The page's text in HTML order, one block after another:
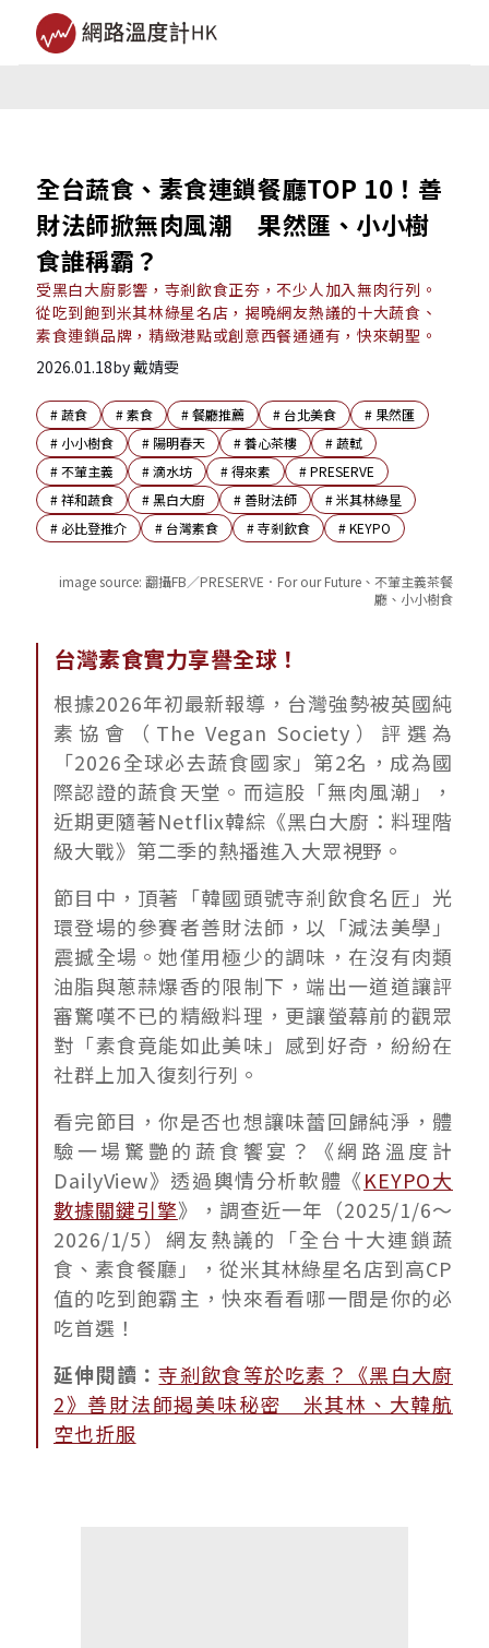
全台蔬食、素食連鎖餐廳TOP 10！善
財法師掀無肉風潮 果然匯、小小樹
食誰稱霸？
受黑白大廚影響，寺剎飲食正夯，不少人加入無肉行列。
從吃到飽到米其林綠星名店，揭曉網友熱議的十大蔬食、
素食連鎖品牌，精緻港點或創意西餐通通有，快來朝聖。
2026.01.18by戴婧雯
#蔬食 #素食 #餐廳推薦 # 台北美食 # 果然匯
# 小小樹食 # 陽明春天 #養心茶樓 #蔬軾
#不葷主義 #滴水坊 #得來素 #PRESERVE
#祥和蔬食 #黑白大廚 # 善財法師 #米其林綠星
#必比登推介 # 台灣素食 #寺剎飲食 #KEYPO
image source: 翻攝FB／PRESERVE．For our Future、不葷主義茶餐
廳、小小樹食
台灣素食實力享譽全球！
根據2026年初最新報導，台灣強勢被英國純
素協會（The Vegan Society）評選為
「2026全球必去蔬食國家」第2名，成為國
際認證的蔬食天堂。而這股「無肉風潮」，
近期更隨著Netflix韓綜《黑白大廚：料理階
級大戰》第二季的熱播進入大眾視野。
節目中，頂著「韓國頭號寺剎飲食名匠」光
環登場的參賽者善財法師，以「減法美學」
震撼全場。她僅用極少的調味，在沒有肉類
油脂與蔥蒜爆香的限制下，端出一道道讓評
審驚嘆不已的精緻料理，更讓螢幕前的觀眾
對「素食竟能如此美味」感到好奇，紛紛在
社群上加入復刻行列。
看完節目，你是否也想讓味蕾回歸純淨，體
驗一場驚艷的蔬食饗宴？《網路溫度計
DailyView》透過輿情分析軟體《KEYPO大
數據關鍵引擎》，調查近一年（2025/1/6～
2026/1/5）網友熱議的「全台十大連鎖蔬
食、素食餐廳」，從米其林綠星名店到高CP
值的吃到飽霸主，快來看看哪一間是你的必
吃首選！
延伸閱讀：寺剎飲食等於吃素？《黑白大廚
2》善財法師揭美味秘密 米其林、大韓航
空也折服